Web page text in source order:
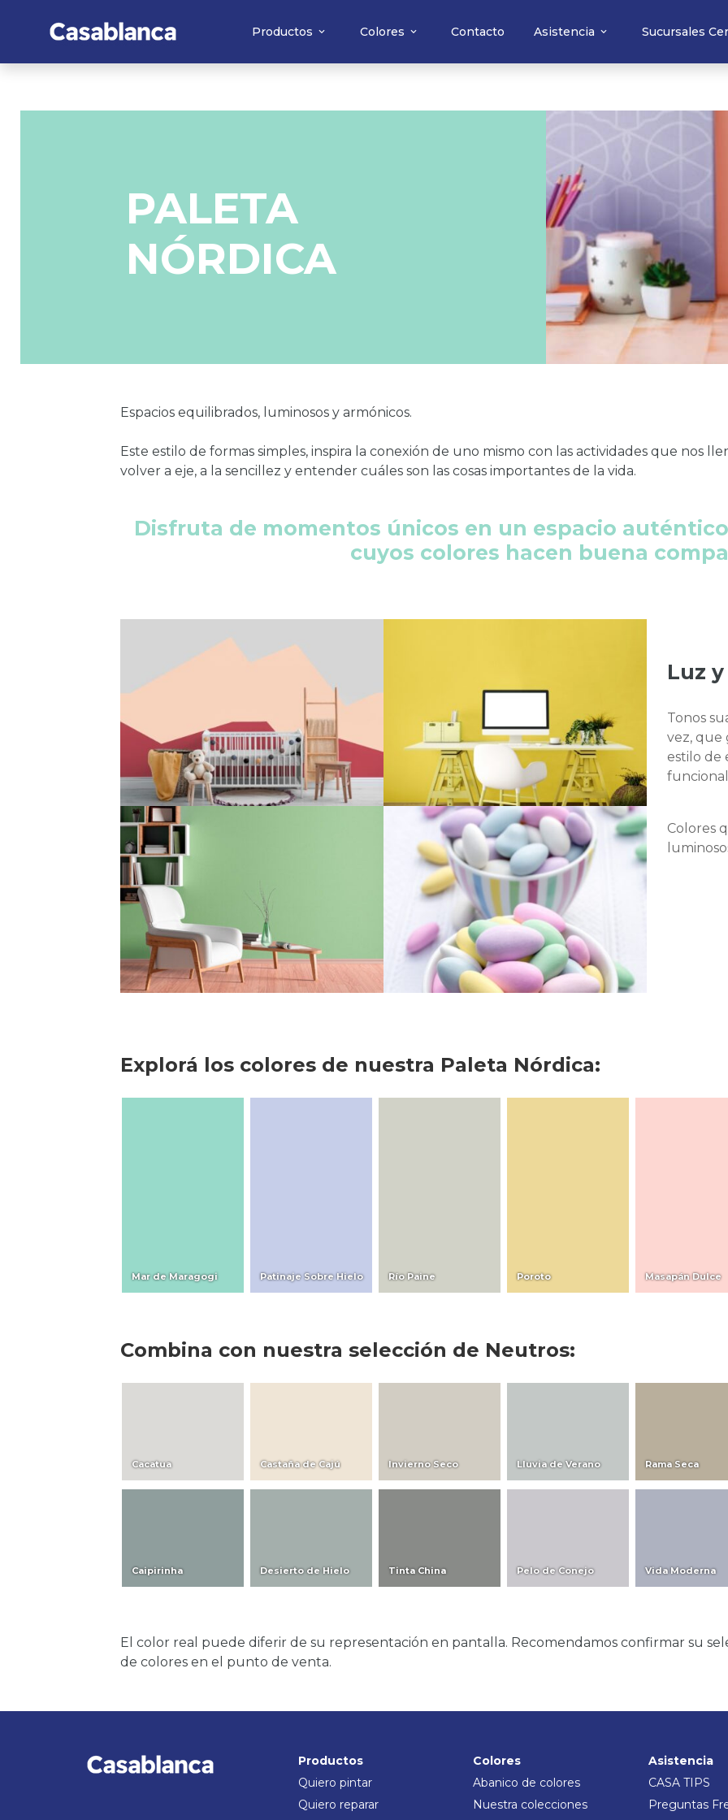
Productos Colores Contacto Asistencia Sucursales
PALETA
NÓRDICA
Espacios equilibrados, luminosos y armónicos.
Este estilo de formas simples, inspira la conexión de uno mismo con las actividades que nos
volver a eje, a la sencillez y entender cuáles son las cosas importantes de la vida.
Disfruta de momentos únicos en un espacio
cuyos colores hacen buena
Luz
Tonos
vez, que
estilo de
Colores
Explorá los colores de nuestra Paleta Nórdica:
Mar de Maragogi Patinaje Sobre Hielo Río Paine Poroto Masapán Dulce
Combina con nuestra selección de Neutros:
Cacatua Castaña de Cajú Invierno Seco Lluvia de Verano Rama Seca
Caipirinha Desierto de Hielo Tinta China Pelo de Conejo Vida Moderna
El color real puede diferir de su representación en pantalla. Recomendamos confirmar su
de colores en el punto de venta.
Productos
Quiero pintar
Quiero reparar
Colores
Abanico de colores
Nuestra colecciones
Asistencia
CASA TIPS
Preguntas